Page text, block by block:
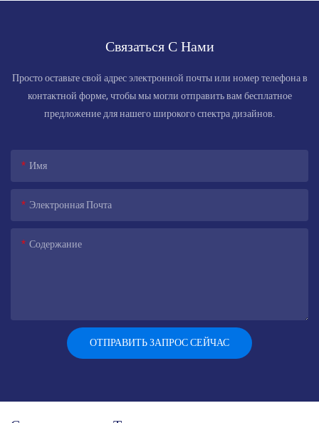
Связаться С Нами
Просто оставьте свой адрес электронной почты или номер телефона в
контактной форме, чтобы мы могли отправить вам бесплатное
предложение для нашего широкого спектра дизайнов.
Имя
Электронная Почта
Содержание
ОТПРАВИТЬ ЗАПРОС СЕЙЧАС